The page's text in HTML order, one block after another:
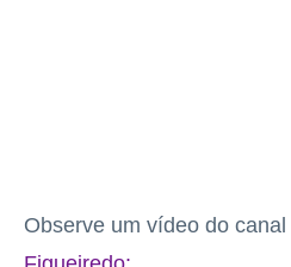
Observe um vídeo do canal